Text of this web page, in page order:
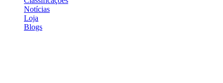
Notícias
Loja
Blogs